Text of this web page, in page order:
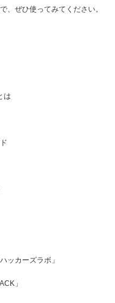
舞台挨拶へマッスルプラ
JAPAN 」にてマッス
…
、ぜひ使ってみてください。
は
ッカーズラボ」
」